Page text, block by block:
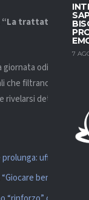
7
“La trattativa resta
giornata odierna è
che filtrano sono più
determinante.
ufficiale
bene al